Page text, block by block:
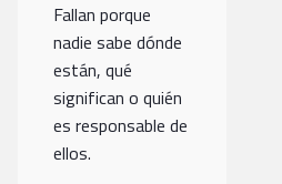
Fallan porque
nadie sabe dónde
están, qué
significan o quién
es responsable de
ellos.